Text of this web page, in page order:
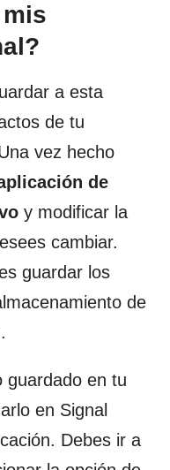
a esta
de tu
vez hecho
de
y modificar la
cambiar.
guardar los
de
guardado en tu
en Signal
Debes ir a